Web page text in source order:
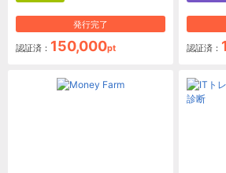
発行完了
認証済： 150,000pt 認証済：